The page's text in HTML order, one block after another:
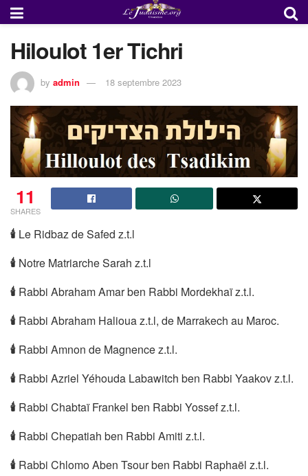
Hiloulot 1er Tichri
by admin 18 septembre 2023
11
SHARES
🕯 Le Ridbaz de Safed z.t.l
🕯 Notre Matriarche Sarah z.t.l
🕯 Rabbi Abraham Amar ben Rabbi Mordekhaï z.t.l.
🕯 Rabbi Abraham Halioua z.t.l, de Marrakech au Maroc.
🕯 Rabbi Amnon de Magnence z.t.l.
🕯 Rabbi Azriel Yéhouda Labawitch ben Rabbi Yaakov z.t.l.
🕯 Rabbi Chabtaï Frankel ben Rabbi Yossef z.t.l.
🕯 Rabbi Chepatiah ben Rabbi Amiti z.t.l.
🕯 Rabbi Chlomo Aben Tsour ben Rabbi Raphaël z.t.l.